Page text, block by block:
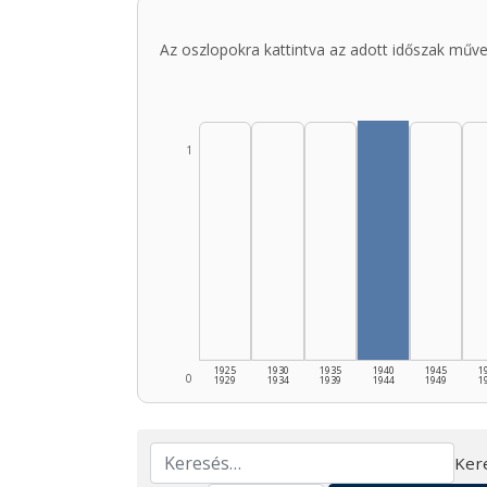
Az oszlopokra kattintva az adott időszak
0
1
1925
1929
1930
1934
1935
1939
1940
1944
1945
1949